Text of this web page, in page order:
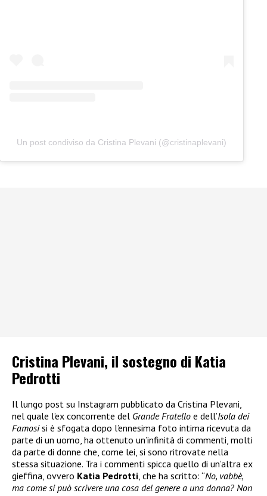
Un post condiviso da Cristina Plevani (@cristinaplevani)
Cristina Plevani, il sostegno di Katia
Pedrotti
Il lungo post su Instagram pubblicato da Cristina Plevani,
nel quale l’ex concorrente del Grande Fratello e dell’Isola dei
Famosisi è sfogata dopo l’ennesima foto intima ricevuta da
parte di un uomo, ha ottenuto un’infinità di commenti, molti
da parte di donne che, come lei, si sono ritrovate nella
stessa situazione. Tra i commenti spicca quello di un’altra ex
gieffina, ovvero Katia Pedrotti, che ha scritto: “No, vabbè,
ma come si può scrivere una cosa del genere a una donna? Non